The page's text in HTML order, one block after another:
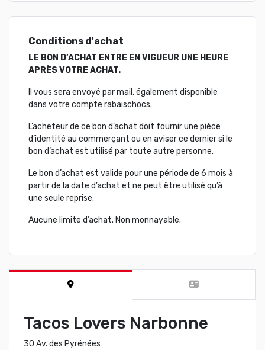
Conditions d'achat
LE BON D’ACHAT ENTRE EN VIGUEUR UNE HEURE
APRÈS VOTRE ACHAT.
Il vous sera envoyé par mail, également disponible
dans votre compte rabaischocs.
L’acheteur de ce bon d’achat doit fournir une pièce
d’identité au commerçant ou en aviser ce dernier si le
bon d’achat est utilisé par toute autre personne.
Le bon d’achat est valide pour une période de 6 mois à
partir de la date d’achat et ne peut être utilisé qu’à
une seule reprise.
Aucune limite d’achat. Non monnayable.
Tacos Lovers Narbonne
30 Av. des Pyrénées